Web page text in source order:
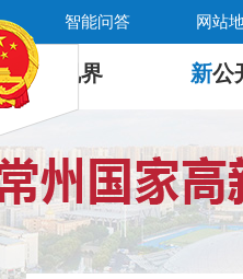
智能问答 网站
新 视界 新公